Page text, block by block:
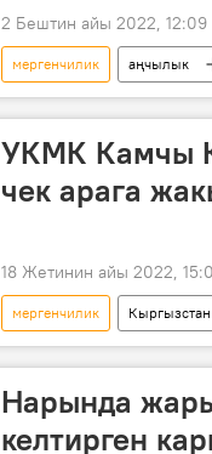
2 Бештин айы 2022, 12:09
мергенчилик аңчылык
УКМК Камчы
чек арага
18 Жетинин айы 2022,
мергенчилик Кыргызстан
кармоо
Сүрөт
Нарында
келтирген